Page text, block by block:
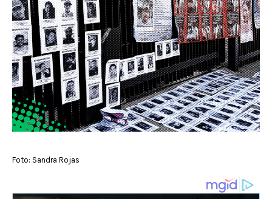
Foto: Sandra Rojas